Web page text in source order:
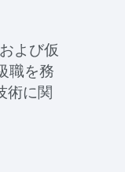
よび仮
職を務
術に関